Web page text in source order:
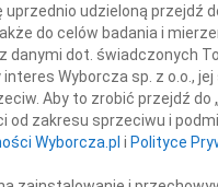
od nas
udzieloną przejdź
do celów badania i
danymi dot. świadczonych
Wyborcza sp. z o.o., jej
Aby to zrobić przejdź do
zakresu sprzeciwu i
Wyborcza.pl i Polityce